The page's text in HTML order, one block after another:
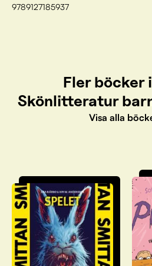
9789127185937
Fler böcker
Skönlitteratur
Visa alla